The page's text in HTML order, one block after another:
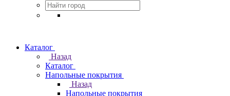
Каталог
Назад
Каталог
Напольные покрытия
Назад
Напольные покрытия